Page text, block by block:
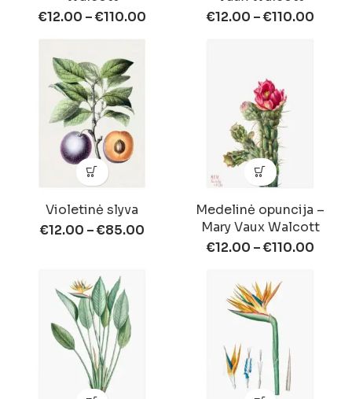
€12.00 –€110.00
€12.00 –€110.00
Violetinė slyva
€12.00 –€85.00
Medelinė opuncija –
Mary Vaux Walcott
€12.00 –€110.00